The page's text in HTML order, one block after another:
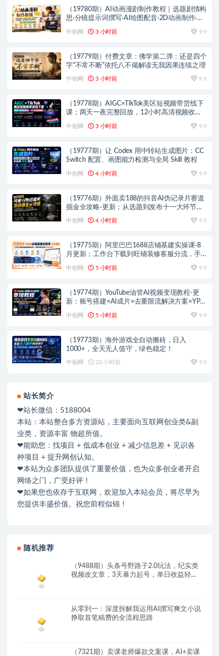
（19780期）AI动画漫剧制作教程｜选题剧情构
思·分镜提示词撰写·AI绘图配音·2D动画制作·剪
中创网 3 小时前 9.9
（19779期）付费文章：佛学第二弹：还是四个
字“不常不断”依托八不偈解读无我因果连续之理
中创网 3 小时前 9.9
（19778期）AIGC×TikTok美区短视频带货线下
课；两天一夜完整回放，12小时高清视频收录
中创网 3 小时前 9.9
（19777期）让 Codex 用中转站生成图片：CC
Switch 配置、画图能力检测与全局 Skill 教程
中创网 4 小时前 9.9
（19776期）外面卖188的抖音AI伪记录片赛道
掘金全攻略-更新；从选题到发布十一大环节拆
中创网 4 小时前 9.9
（19775期）阿里巴巴1688店铺基建实操课-8
月更新；工作台下载到旺铺装修客服分流，手
中创网 5 小时前 9.9
（19774期）YouTube油管AI视频变现教程-更
新：账号搭建×AI成片×去重限流解决方案×YPP
中创网 5 小时前 9.9
（19773期）海外游戏全自动搬砖，日入
1000+，全天无人值守，绿色稳定！
中创网 20 小时前 9.9
站长简介
❤站长微信：5188004
本站：本站整合多方资源站，主要面向互联网创业类&副
业类，资源丰富 物超所值。
❤能助您：找项目 + 低成本创业 + 减少信息差 + 见识各
种项目 + 提升网创认知。
❤本站为众多团队提供了重要价值，也为众多创业者开启
网络之门，广受好评！
❤如果您也依存于互联网，欢迎加入本站会员，将尽早为
您提供丰盛价值。祝您前程似锦！
随机推荐
（9488期）头条号野路子2.0玩法，纪实类
视频改文章，3天暴力起号，单日收益轻松
从零到一：深度拆解我运用AI撰写爽文小说
挣取首笔稿费的全流程思路
（7321期）卖课老师爆款文案课，AI+卖课